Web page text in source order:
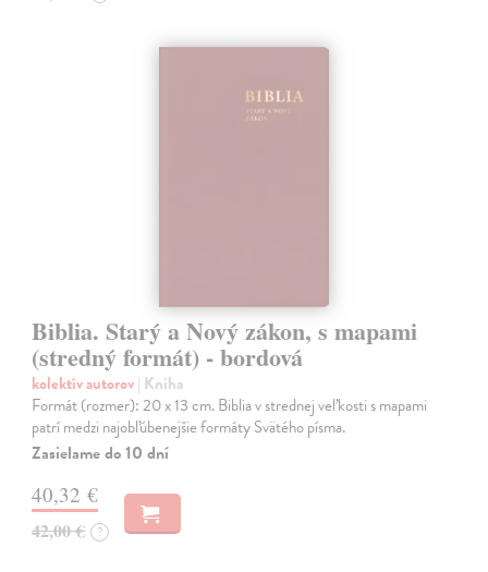
Biblia. Starý a Nový zákon, s mapami
(stredný formát) - bordová
kolektív autorov| Kniha
Formát (rozmer): 20 x 13 cm. Biblia v strednej veľkosti s mapami
patrí medzi najobľúbenejšie formáty Svätého písma.
Zasielame do 10 dní
40,32 €
42,00 € ?